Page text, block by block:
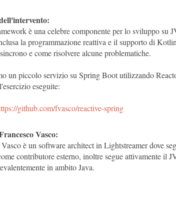
è una celebre componente per lo sviluppo su
la programmazione reattiva e il supporto di
e come risolvere alcune problematiche.
un piccolo servizio su Spring Boot utilizzando
eseguite:
github.com/fvasco/reactive-spring
Vasco:
Vasco è un software architect in Lightstreamer dove
contributore esterno, inoltre segue attivamente il
in ambito Java.